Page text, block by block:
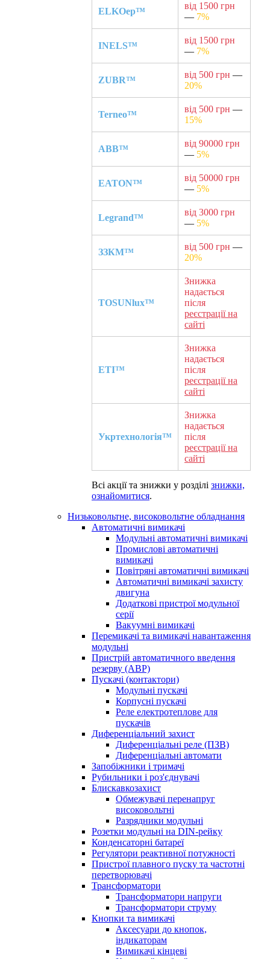
ELKOep™
від 1500 грн
— 7%
INELS™
від 1500 грн
— 7%
ZUBR™
від 500 грн —
20%
Terneo™
від 500 грн —
15%
ABB™
від 90000 грн
— 5%
EATON™
від 50000 грн
— 5%
Legrand™
від 3000 грн
— 5%
ЗЗКМ™
від 500 грн —
20%
TOSUNlux™
Знижка
надається
після
реєстрації на
сайті
ETI™
Знижка
надається
після
реєстрації на
сайті
Укртехнологія™
Знижка
надається
після
реєстрації на
сайті
Всі акції та знижки у розділі знижки,
ознайомитися.
Низьковольтне, високовольтне обладнання
Автоматичні вимикачі
Модульні автоматичні вимикачі
Промислові автоматичні
вимикачі
Повітряні автоматичні вимикачі
Автоматичні вимикачі захисту
двигуна
Додаткові пристрої модульної
серії
Вакуумні вимикачі
Перемикачі та вимикачі навантаження
модульні
Пристрій автоматичного введення
резерву (АВР)
Пускачі (контактори)
Модульні пускачі
Корпусні пускачі
Реле електротеплове для
пускачів
Диференціальний захист
Диференціальні реле (ПЗВ)
Диференціальні автомати
Запобіжники і тримачі
Рубильники і роз'єднувачі
Блискавкозахист
Обмежувачі перенапруг
високовольтні
Разрядники модульні
Розетки модульні на DIN-рейку
Конденсаторні батареї
Регулятори реактивної потужності
Пристрої плавного пуску та частотні
перетворювачі
Трансформатори
Трансформатори напруги
Трансформатори струму
Кнопки та вимикачі
Аксесуари до кнопок,
індикаторам
Вимикачі кінцеві